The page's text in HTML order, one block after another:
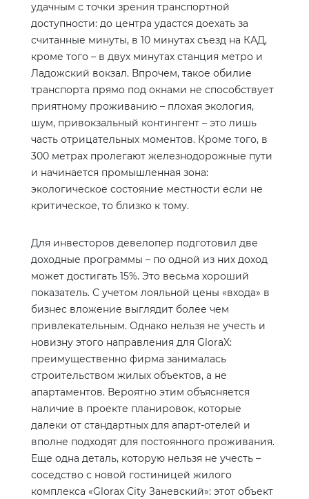
удачным с точки зрения транспортной
доступности: до центра удастся доехать за
считанные минуты, в 10 минутах съезд на КАД,
кроме того – в двух минутах станция метро и
Ладожский вокзал. Впрочем, такое обилие
транспорта прямо под окнами не способствует
приятному проживанию – плохая экология,
шум, привокзальный контингент – это лишь
часть отрицательных моментов. Кроме того, в
300 метрах пролегают железнодорожные пути
и начинается промышленная зона:
экологическое состояние местности если не
критическое, то близко к тому.
Для инвесторов девелопер подготовил две
доходные программы – по одной из них доход
может достигать 15%. Это весьма хороший
показатель. С учетом лояльной цены «входа» в
бизнес вложение выглядит более чем
привлекательным. Однако нельзя не учесть и
новизну этого направления для GloraX:
преимущественно фирма занималась
строительством жилых объектов, а не
апартаментов. Вероятно этим объясняется
наличие в проекте планировок, которые
далеки от стандартных для апарт-отелей и
вполне подходят для постоянного проживания.
Еще одна деталь, которую нельзя не учесть –
соседство с новой гостиницей жилого
комплекса «Glorax City Заневский»: этот объект